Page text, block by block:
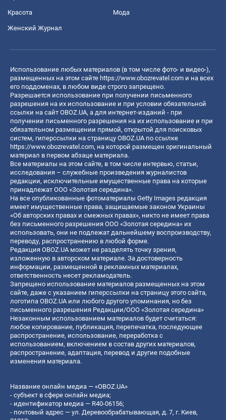
Красота Мода
Женский Журнал
Использование любых материалов (в том числе фото- и видео-),
размещенных на этом сайте https://www.obozrevatel.com и на всех
его поддоменах, в любом виде строго запрещено.
Разрешается использование при получении письменного
разрешения на их использование и при условии обязательной
ссылки на сайт OBOZ.UA, а для интернет-изданий - при
получении письменного разрешения на их использование и при
обязательном размещении прямой, открытой для поисковых
систем, гиперссылки на страницу OBOZ.UA по ссылке
https://www.obozrevatel.com, на которой размещен оригинальный
материал в первом абзаце материала.
Все материалы на этом сайте, в том числе интервью, статьи,
исследования – служебные произведения журналистов
редакции, исключительные имущественные права на которые
принадлежат ООО «Золотая середина».
На все опубликованные фотоматериалы Getty Images редакция
имеет имущественные права, защищаемые законом Украины
«Об авторских правах и смежных правах», никто не имеет права
без письменного разрешения ООО «Золотая середина» их
использовать, они не подлежат дальнейшему воспроизводству,
переводу, распространению в любой форме.
Редакция OBOZ.UA может не разделять точку зрения,
изложенную в авторском материале. За достоверность
информации, размещенной в рекламных материалах,
ответственность несет рекламодатель.
Запрещено использование материалов размещенных на этом
сайте, даже с указанием гиперссылки на страницу этого сайта,
логотипа OBOZ.UA или любого другого упоминания, но без
письменного разрешения Редакции/ООО «Золотая середина»
Незаконным использованием материалов будет считаться:
любое копирование, публикация, перепечатка, последующее
распространение, использование, переработка с
использованием, включением в состав других материалов,
распространение, адаптация, перевод и другие подобные
изменения материала.
Название онлайн медиа — «OBOZ.UA»
- субъект в сфере онлайн медиа;
- идентификатор медиа — R40-06156;
- почтовый адрес — ул. Деревообрабатывающая, д. 7, г. Киев,